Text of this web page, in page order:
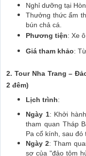
Nghỉ dưỡng tại
Thưởng thức ẩm
bún chả cá.
Phương tiện: Xe
Giá tham khảo: Từ
2. Tour Nha Trang –
2 đêm)
Lịch trình:
Ngày 1: Khởi
tham quan Tháp
Pa cổ kính, sau đó
Ngày 2: Tham
sơ của "đảo tôm